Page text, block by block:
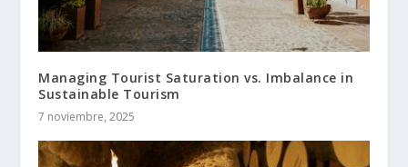
Managing Tourist Saturation vs. Imbalance in
Sustainable Tourism
7 noviembre, 2025